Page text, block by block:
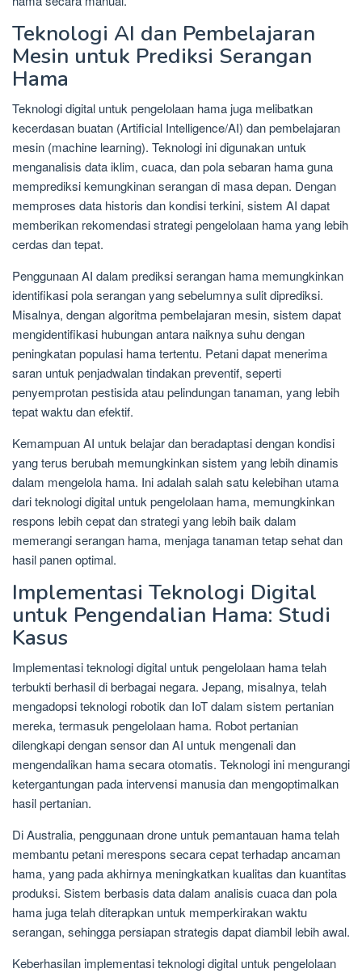
Teknologi AI dan Pembelajaran
Mesin untuk Prediksi Serangan
Hama
Teknologi digital untuk pengelolaan hama juga melibatkan
kecerdasan buatan (Artificial Intelligence/AI) dan pembelajaran
mesin (machine learning). Teknologi ini digunakan untuk
menganalisis data iklim, cuaca, dan pola sebaran hama guna
memprediksi kemungkinan serangan di masa depan. Dengan
memproses data historis dan kondisi terkini, sistem AI dapat
memberikan rekomendasi strategi pengelolaan hama yang lebih
cerdas dan tepat.
Penggunaan AI dalam prediksi serangan hama memungkinkan
identifikasi pola serangan yang sebelumnya sulit diprediksi.
Misalnya, dengan algoritma pembelajaran mesin, sistem dapat
mengidentifikasi hubungan antara naiknya suhu dengan
peningkatan populasi hama tertentu. Petani dapat menerima
saran untuk penjadwalan tindakan preventif, seperti
penyemprotan pestisida atau pelindungan tanaman, yang lebih
tepat waktu dan efektif.
Kemampuan AI untuk belajar dan beradaptasi dengan kondisi
yang terus berubah memungkinkan sistem yang lebih dinamis
dalam mengelola hama. Ini adalah salah satu kelebihan utama
dari teknologi digital untuk pengelolaan hama, memungkinkan
respons lebih cepat dan strategi yang lebih baik dalam
memerangi serangan hama, menjaga tanaman tetap sehat dan
hasil panen optimal.
Implementasi Teknologi Digital
untuk Pengendalian Hama: Studi
Kasus
Implementasi teknologi digital untuk pengelolaan hama telah
terbukti berhasil di berbagai negara. Jepang, misalnya, telah
mengadopsi teknologi robotik dan IoT dalam sistem pertanian
mereka, termasuk pengelolaan hama. Robot pertanian
dilengkapi dengan sensor dan AI untuk mengenali dan
mengendalikan hama secara otomatis. Teknologi ini mengurangi
ketergantungan pada intervensi manusia dan mengoptimalkan
hasil pertanian.
Di Australia, penggunaan drone untuk pemantauan hama telah
membantu petani merespons secara cepat terhadap ancaman
hama, yang pada akhirnya meningkatkan kualitas dan kuantitas
produksi. Sistem berbasis data dalam analisis cuaca dan pola
hama juga telah diterapkan untuk memperkirakan waktu
serangan, sehingga persiapan strategis dapat diambil lebih awal.
Keberhasilan implementasi teknologi digital untuk pengelolaan